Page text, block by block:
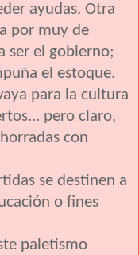
ayudas. Otra
por muy de
ser el gobierno;
el estoque.
para la cultura
pero claro,
con
se destinen a
o fines
paletismo